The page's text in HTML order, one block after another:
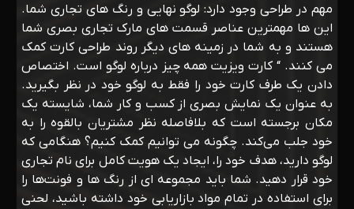
مهم در طراحی وجود دارد: لوگو نهایی و رنگ های تجاری شما.
این ها مهمترین عناصر قسمت های مارک تجاری بصری شما
هستند و به شما در زمینه های دیگر روند طراحی کارت کمک
می کنند. “ کارت ویزیت همه چیز درباره لوگو است. اختصاص
دادن یک طرف کارت خود را فقط به لوگو خود در نظر بگیرید.
به عنوان یک نمایش بصری از کسب و کار شما، شایسته یک
مکان برجسته است که بلافاصله نظر مشتریان بالقوه را به
خود جلب می‌کند. چگونه می توانیم کمک کنیم؟ هنگامی که
لوگو دارید، هدف خود را، ایجاد یک هویت کامل برای نام تجاری
خود قرار دهید. شما باید مجموعه ای از رنگ ها و فونت‌ها را
برای استفاده در تمام مواد بازاریابی خود داشته باشید‌، لحنی